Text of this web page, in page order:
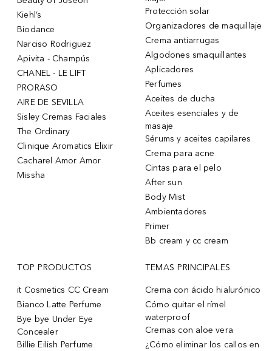
Kiehl’s
Biodance
Narciso Rodriguez
Apivita - Champús
CHANEL - LE LIFT
PRORASO
AIRE DE SEVILLA
Sisley Cremas Faciales
The Ordinary
Clinique Aromatics Elixir
Cacharel Amor Amor
Missha
Protección solar
Organizadores de maquillaje
Crema antiarrugas
Algodones smaquillantes
Aplicadores
Perfumes
Aceites de ducha
Aceites esenciales y de
masaje
Sérums y aceites capilares
Crema para acne
Cintas para el pelo
After sun
Body Mist
Ambientadores
Primer
Bb cream y cc cream
TOP PRODUCTOS
it Cosmetics CC Cream
Bianco Latte Perfume
Bye bye Under Eye
Concealer
Billie Eilish Perfume
TEMAS PRINCIPALES
Crema con ácido hialurónico
Cómo quitar el rímel
waterproof
Cremas con aloe vera
¿Cómo eliminar los callos en